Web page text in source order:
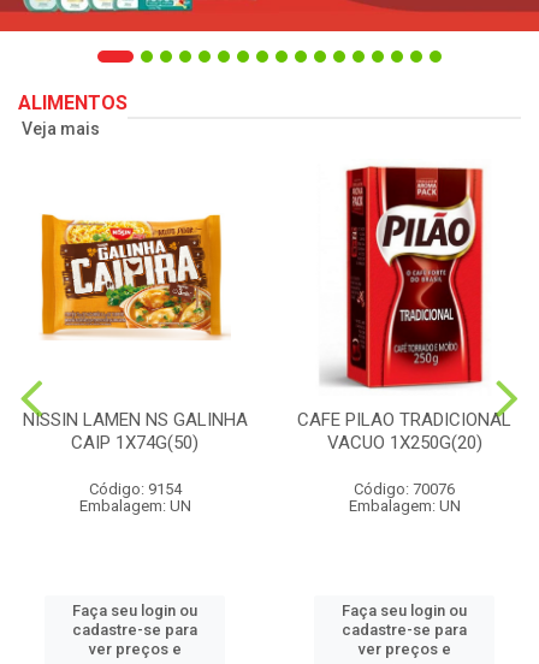
ALIMENTOS
Veja mais
NISSIN LAMEN NS GALINHA
CAIP 1X74G(50)
Código: 9154
Embalagem: UN
Faça seu login ou
cadastre-se para
ver preços e
CAFE PILAO TRADICIONAL
VACUO 1X250G(20)
Código: 70076
Embalagem: UN
Faça seu login ou
cadastre-se para
ver preços e